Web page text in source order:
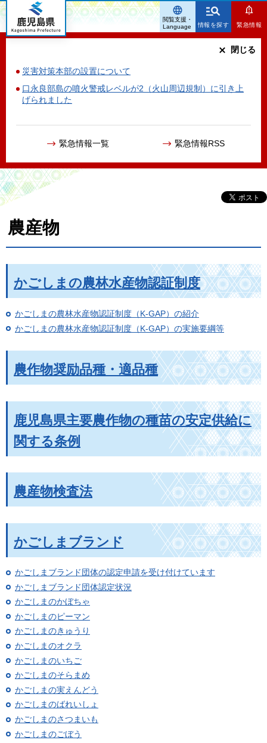
鹿児島県
情報を探す 緊急情報
災害対策本部の設置について
口永良部島の噴火警戒レベルが2（火山周辺規制）に引き上
げられました
緊急情報一覧 緊急情報RSS
閉じる
閲覧支援・
Language
農産物
かごしまの農林水産物認証制度
かごしまの農林水産物認証制度（K-GAP）の紹介
かごしまの農林水産物認証制度（K-GAP）の実施要綱等
農作物奨励品種・適品種
鹿児島県主要農作物の種苗の安定供給に
関する条例
農産物検査法
かごしまブランド
かごしまブランド団体の認定申請を受け付けています
かごしまブランド団体認定状況
かごしまのかぼちゃ
かごしまのピーマン
かごしまのきゅうり
かごしまのオクラ
かごしまのいちご
かごしまのそらまめ
かごしまの実えんどう
かごしまのばれいしょ
かごしまのさつまいも
かごしまのごぼう